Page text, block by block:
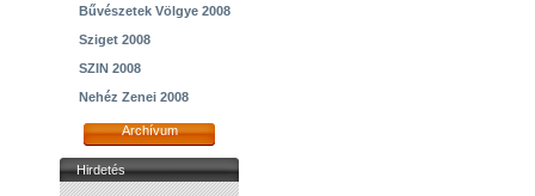
Bűvészetek Völgye 2008
Sziget 2008
SZIN 2008
Nehéz Zenei 2008
Archívum
Hirdetés